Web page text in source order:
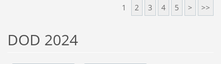
1 2 3 4 5 > >>
DOD 2024